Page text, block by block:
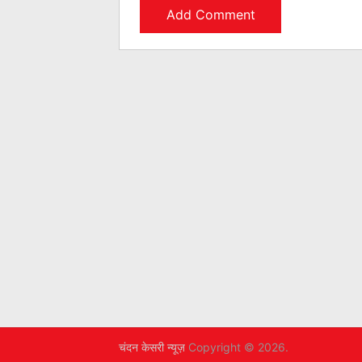
चंदन केसरी न्यूज़ Copyright © 2026.